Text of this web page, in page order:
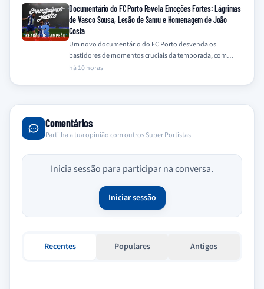
Documentário do FC Porto Revela Emoções Fortes: Lágrimas
de Vasco Sousa, Lesão de Samu e Homenagem de João
Costa
Um novo documentário do FC Porto desvenda os
bastidores de momentos cruciais da temporada, com
destaque para a emotiva recuperação de Vasco…
há 10 horas
Comentários
Partilha a tua opinião com outros Super Portistas
Inicia sessão para participar na conversa.
Iniciar sessão
Recentes Populares Antigos